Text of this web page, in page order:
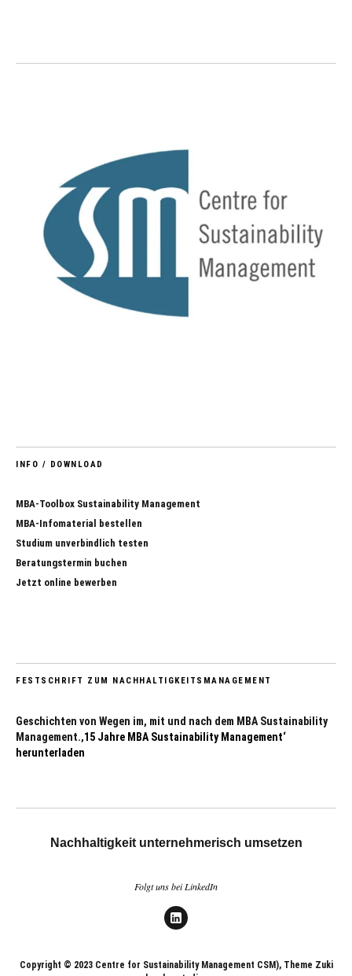
INFO / DOWNLOAD
MBA-Toolbox Sustainability Management
MBA-Infomaterial bestellen
Studium unverbindlich testen
Beratungstermin buchen
Jetzt online bewerben
FESTSCHRIFT ZUM NACHHALTIGKEITSMANAGEMENT
Geschichten von Wegen im, mit und nach dem MBA Sustainability
Management.‚15 Jahre MBA Sustainability Management‘
herunterladen
Nachhaltigkeit unternehmerisch umsetzen
Folgt uns bei LinkedIn
Copyright © 2023 Centre for Sustainability Management CSM), Theme Zuki